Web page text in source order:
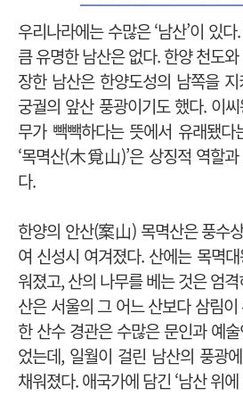
우리나라에는 수많은 ‘남산’이 있
큼 유명한 남산은 없다. 한양 천도
장한 남산은 한양도성의 남쪽을
궁궐의 앞산 풍광이기도 했다. 이
무가 빽빽하다는 뜻에서 유래됐다
‘목멱산(木覓山)’은 상징적 역할
다.
한양의 안산(案山) 목멱산은 풍수
여 신성시 여겨졌다. 산에는 목멱대
워졌고, 산의 나무를 베는 것은 엄
산은 서울의 그 어느 산보다 삼림이
한 산수 경관은 수많은 문인과 예
었는데, 일월이 걸린 남산의 풍광
채워졌다. 애국가에 담긴 ‘남산 위